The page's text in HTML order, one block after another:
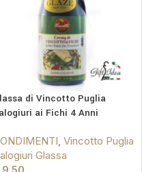
di Vincotto Puglia
ai Fichi 4 Anni
, Vincotto Puglia
Glassa